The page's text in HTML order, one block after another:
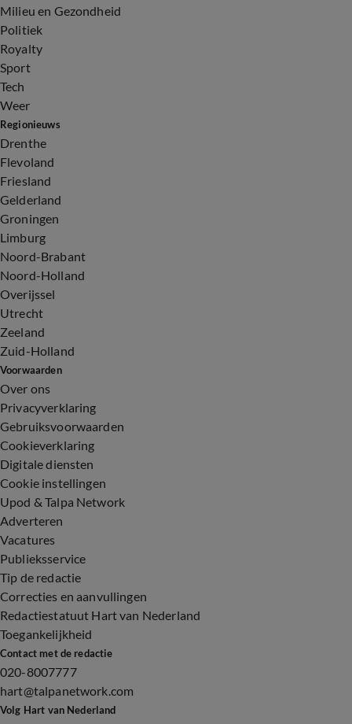
Milieu en Gezondheid
Politiek
Royalty
Sport
Tech
Weer
Regionieuws
Drenthe
Flevoland
Friesland
Gelderland
Groningen
Limburg
Noord-Brabant
Noord-Holland
Overijssel
Utrecht
Zeeland
Zuid-Holland
Voorwaarden
Over ons
Privacyverklaring
Gebruiksvoorwaarden
Cookieverklaring
Digitale diensten
Cookie instellingen
Upod & Talpa Network
Adverteren
Vacatures
Publieksservice
Tip de redactie
Correcties en aanvullingen
Redactiestatuut Hart van Nederland
Toegankelijkheid
Contact met de redactie
020-8007777
hart@talpanetwork.com
Volg Hart van Nederland